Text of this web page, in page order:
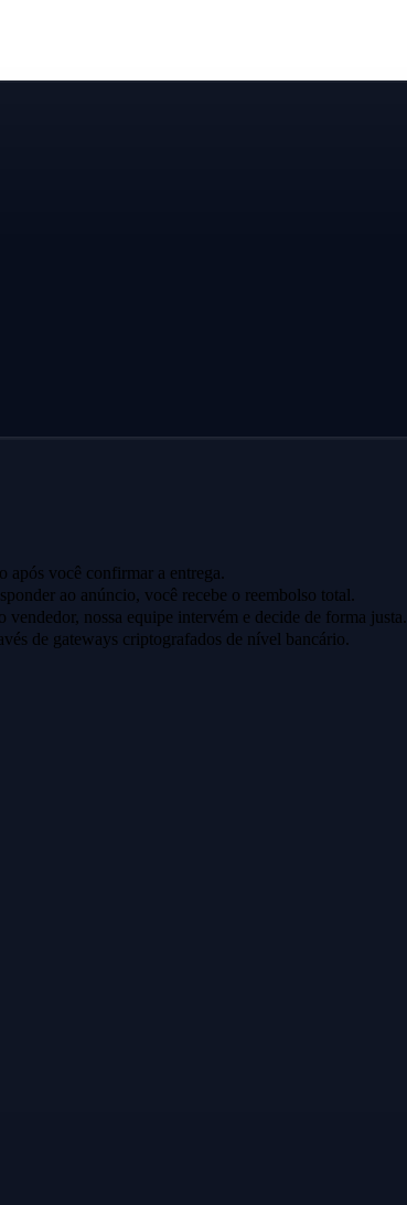
após você confirmar a entrega.
ao anúncio, você recebe o reembolso total.
nossa equipe intervém e decide de forma justa.
de gateways criptografados de nível bancário.